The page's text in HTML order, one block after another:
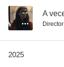
-- A
2025